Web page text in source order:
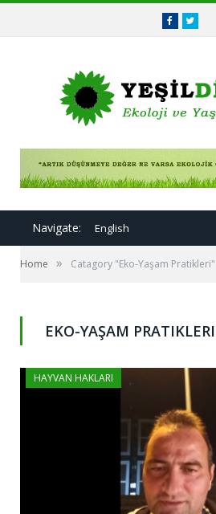
FacebookTwitter
Navigate: English
Home » Catagory "Eko-Yaşam Pratikleri"
EKO-YAŞAM PRATIKLERI
HAYVAN HAKLARI